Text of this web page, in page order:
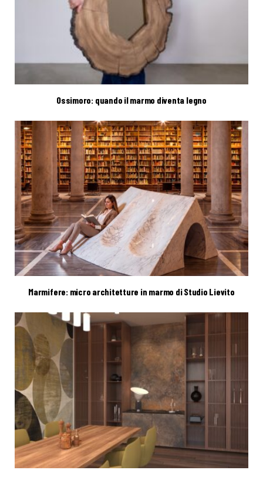
Ossimoro: quando il marmo diventa legno
Marmifere: micro architetture in marmo di Studio Lievito